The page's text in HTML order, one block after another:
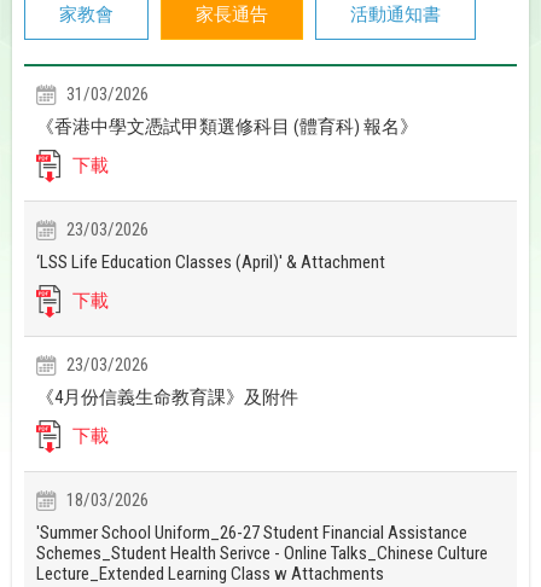
家教會 家長通告 活動通知書
31/03/2026
《香港中學文憑試甲類選修科目 (體育科) 報名》
下載
23/03/2026
‘LSS Life Education Classes (April)' & Attachment
下載
23/03/2026
《4月份信義生命教育課》及附件
下載
18/03/2026
'Summer School Uniform_26-27 Student Financial Assistance
Schemes_Student Health Serivce - Online Talks_Chinese Culture
Lecture_Extended Learning Class w Attachments